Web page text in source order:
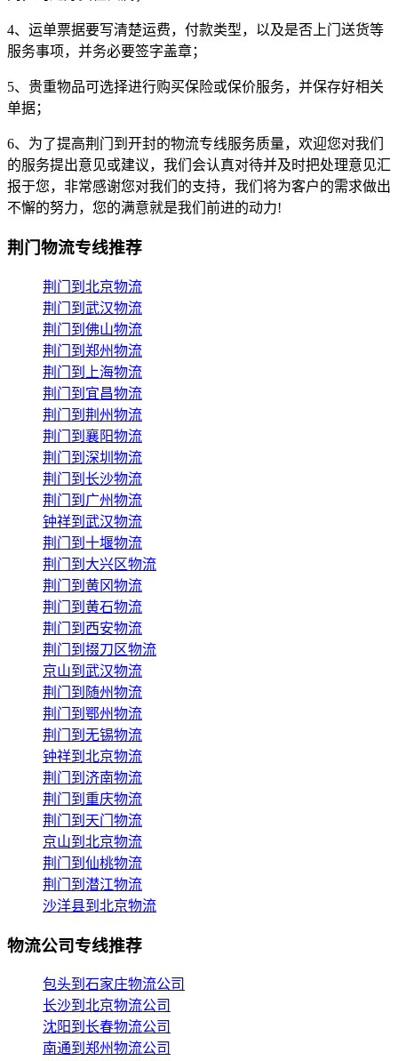
4、运单票据要写清楚运费，付款类型，以及是否上门送货等
服务事项，并务必要签字盖章；
5、贵重物品可选择进行购买保险或保价服务，并保存好相关
单据；
6、为了提高荆门到开封的物流专线服务质量，欢迎您对我们
的服务提出意见或建议，我们会认真对待并及时把处理意见汇
报于您，非常感谢您对我们的支持，我们将为客户的需求做出
不懈的努力，您的满意就是我们前进的动力!
荆门物流专线推荐
荆门到北京物流
荆门到武汉物流
荆门到佛山物流
荆门到郑州物流
荆门到上海物流
荆门到宜昌物流
荆门到荆州物流
荆门到襄阳物流
荆门到深圳物流
荆门到长沙物流
荆门到广州物流
钟祥到武汉物流
荆门到十堰物流
荆门到大兴区物流
荆门到黄冈物流
荆门到黄石物流
荆门到西安物流
荆门到掇刀区物流
京山到武汉物流
荆门到随州物流
荆门到鄂州物流
荆门到无锡物流
钟祥到北京物流
荆门到济南物流
荆门到重庆物流
荆门到天门物流
京山到北京物流
荆门到仙桃物流
荆门到潜江物流
沙洋县到北京物流
物流公司专线推荐
包头到石家庄物流公司
长沙到北京物流公司
沈阳到长春物流公司
南通到郑州物流公司